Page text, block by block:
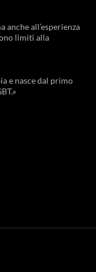
anche all’esperienza
limiti alla
e nasce dal primo